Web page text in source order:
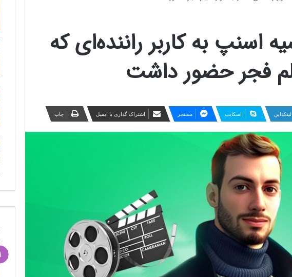
اسنپ به کاربر راننده‌ای که
فجر حضور داشت
لینکداین اسکایپ مسنجر اشتراک گذاری با ایمیل چاپ